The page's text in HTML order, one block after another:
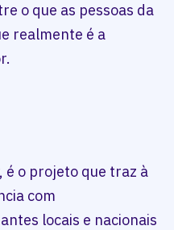
o que as pessoas da
realmente é a
é o projeto que traz à
com
locais e nacionais